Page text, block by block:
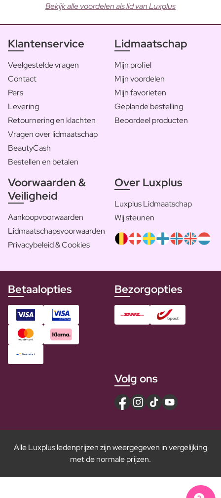
Bekijk alle voordelen als lid van Luxplus
Klantenservice
Veelgestelde vragen
Contact
Pers
Levering
Retournering en klachten
Vragen over lidmaatschap
BeautyCash
Bestellen en betalen
Lidmaatschap
Mijn profiel
Mijn voordelen
Mijn favorieten
Geplande bestelling
Beoordeel producten
Voorwaarden &
Veiligheid
Aankoopvoorwaarden
Lidmaatschapsvoorwaarden
Privacybeleid & Cookies
Over Luxplus
Luxplus Lidmaatschap
Wij steunen
Betaalopties Bezorgopties
Volg ons
Alle Luxplus ledenprijzen zijn weergegeven in vergelijking
met de normale prijzen.